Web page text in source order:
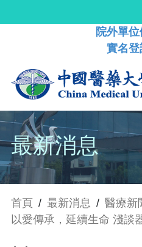
院外單
實名
最新消息
首頁 / 最新消息 / 醫療新
以愛傳承，延續生命 淺談